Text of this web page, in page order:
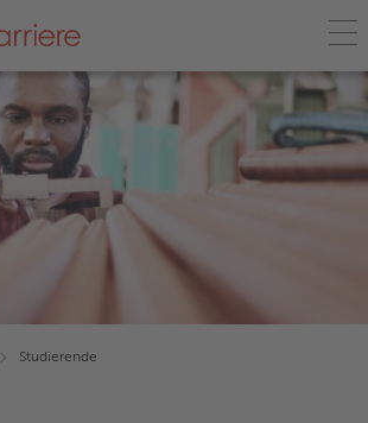
Studierende